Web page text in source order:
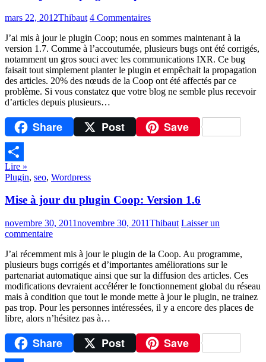
mars 22, 2012Thibaut 4 Commentaires
J’ai mis à jour le plugin Coop; nous en sommes maintenant à la
version 1.7. Comme à l’accoutumée, plusieurs bugs ont été corrigés,
notamment un gros souci avec les communications IXR. Ce bug
faisait tout simplement planter le plugin et empêchait la propagation
des articles. 20% des nœuds de la Coop ont été affectés par ce
problème. Si vous constatez que votre blog ne semble plus recevoir
d’articles depuis plusieurs…
Share Post Save
Partager
Lire »
Plugin, seo, Wordpress
Mise à jour du plugin Coop: Version 1.6
novembre 30, 2011novembre 30, 2011Thibaut Laisser un
commentaire
J’ai récemment mis à jour le plugin de la Coop. Au programme,
plusieurs bugs corrigés et d’importantes améliorations sur le
partenariat automatique ainsi que sur la diffusion des articles. Ces
modifications devraient accélérer le fonctionnement global du réseau
mais à condition que tout le monde mette à jour le plugin, ne trainez
pas trop. Pour les personnes intéressées, il y a encore des places de
libre, alors n’hésitez pas à…
Share Post Save